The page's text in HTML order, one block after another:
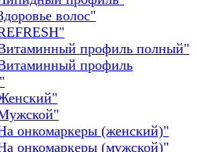
волос"
профиль полный"
профиль
онкомаркеры (женский)"
онкомаркеры (мужской)"